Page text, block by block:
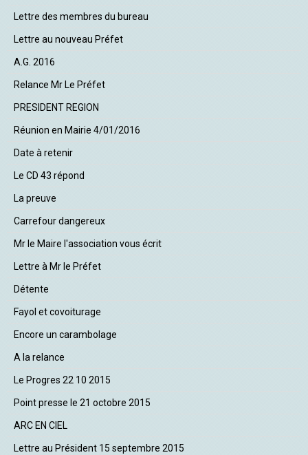
Lettre des membres du bureau
Lettre au nouveau Préfet
A.G. 2016
Relance Mr Le Préfet
PRESIDENT REGION
Réunion en Mairie 4/01/2016
Date à retenir
Le CD 43 répond
La preuve
Carrefour dangereux
Mr le Maire l'association vous écrit
Lettre à Mr le Préfet
Détente
Fayol et covoiturage
Encore un carambolage
A la relance
Le Progres 22 10 2015
Point presse le 21 octobre 2015
ARC EN CIEL
Lettre au Président 15 septembre 2015